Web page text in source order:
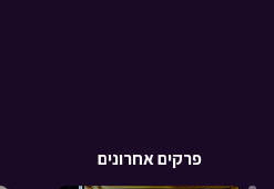
פרקים אחרונים